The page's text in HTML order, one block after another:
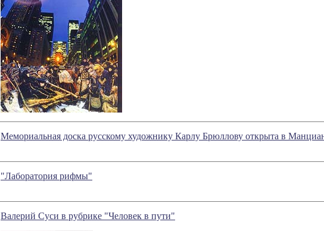
Мемориальная доска русскому художнику Карлу Брюллову открыта в
"Лаборатория рифмы"
Валерий Суси в рубрике "Человек в пути"